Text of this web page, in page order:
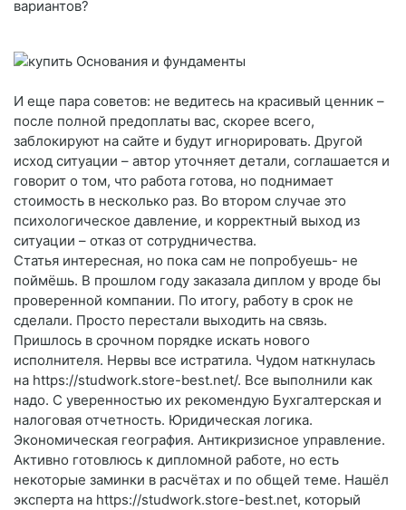
вариантов?
И еще пара советов: не ведитесь на красивый ценник –
после полной предоплаты вас, скорее всего,
заблокируют на сайте и будут игнорировать. Другой
исход ситуации – автор уточняет детали, соглашается и
говорит о том, что работа готова, но поднимает
стоимость в несколько раз. Во втором случае это
психологическое давление, и корректный выход из
ситуации – отказ от сотрудничества.
Статья интересная, но пока сам не попробуешь- не
поймёшь. В прошлом году заказала диплом у вроде бы
проверенной компании. По итогу, работу в срок не
сделали. Просто перестали выходить на связь.
Пришлось в срочном порядке искать нового
исполнителя. Нервы все истратила. Чудом наткнулась
на https://studwork.store-best.net/. Все выполнили как
надо. С уверенностью их рекомендую Бухгалтерская и
налоговая отчетность. Юридическая логика.
Экономическая география. Антикризисное управление.
Активно готовлюсь к дипломной работе, но есть
некоторые заминки в расчётах и по общей теме. Нашёл
эксперта на https://studwork.store-best.net, который